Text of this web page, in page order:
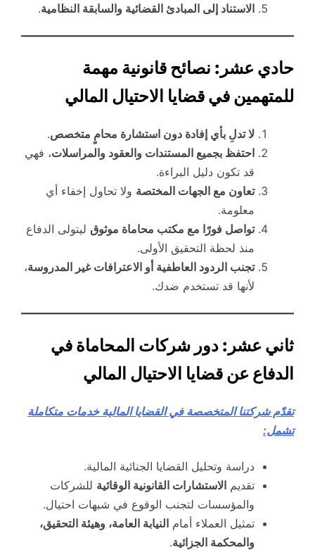
الاستناد إلى المبادئ القضائية والسابقة النظامية.
حادي عشر: نصائح قانونية مهمة
للمتهمين في قضايا الاحتيال المالي
لا تدلِ بأي إفادة دون استشارة محامٍ متخصص.
احتفظ بجميع المستندات والعقود والمراسلات، فهي
قد تكون دليل البراءة.
تعاون مع الجهات المختصة ولا تحاول إخفاء أي
معلومة.
تواصل فورًا مع مكتب محاماة موثوق ليتولى الدفاع
منذ لحظة التحقيق الأولى.
تجنب الردود العاطفية أو الاعترافات غير المدروسة،
لأنها قد تستخدم ضدك.
ثاني عشر: دور شركات المحاماة في
الدفاع عن قضايا الاحتيال المالي
تقدّم شركتنا المتخصصة في القضايا المالية خدمات متكاملة
تشمل:
دراسة وتحليل القضايا الجنائية المالية.
تقديم الاستشارات القانونية الوقائية للشركات
والمؤسسات لتجنب الوقوع في شبهات احتيال.
تمثيل العملاء أمام النيابة العامة، وهيئة التحقيق،
والمحكمة الجزائية.